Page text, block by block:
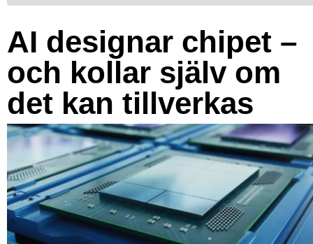
AI designar chipet –
och kollar själv om
det kan tillverkas